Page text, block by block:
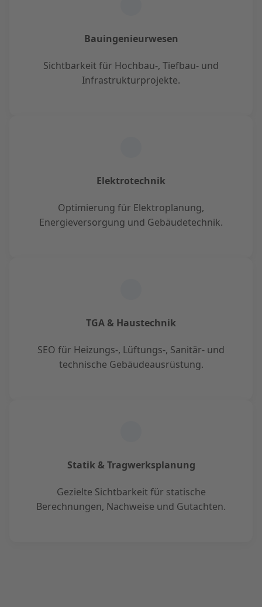
Bauingenieurwesen
Sichtbarkeit für Hochbau-, Tiefbau- und
Infrastrukturprojekte.
Elektrotechnik
Optimierung für Elektroplanung,
Energieversorgung und Gebäudetechnik.
TGA & Haustechnik
SEO für Heizungs-, Lüftungs-, Sanitär- und
technische Gebäudeausrüstung.
Statik & Tragwerksplanung
Gezielte Sichtbarkeit für statische
Berechnungen, Nachweise und Gutachten.